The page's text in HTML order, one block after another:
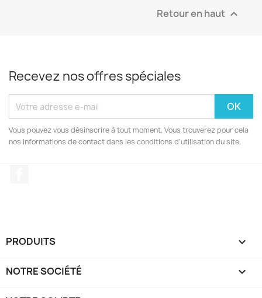
Retour en haut 
Recevez nos offres spéciales
Vous pouvez vous désinscrire à tout moment. Vous trouverez pour cela
nos informations de contact dans les conditions d'utilisation du site.
PRODUITS 
NOTRE SOCIÉTÉ 